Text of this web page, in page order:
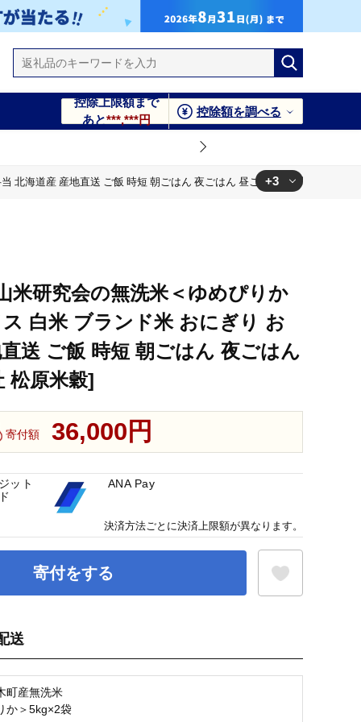
控除上限額まで
あと***,***円
控除額を調べる
北海道産 産地直送 ご飯 時短 朝ごはん 夜ごはん 昼ごはん [株式会社 松原
夜ごはん 昼ごはん [株式会社 松原米穀]
+3
米研究会の無洗米＜ゆめぴりか
白米 ブランド米 おにぎり お
送 ご飯 時短 朝ごはん 夜ごはん
松原米穀]
寄付額 36,000円
寄付をする
送
町産無洗米
か＞5kg×2袋
ット
ANA Pay
決済方法ごとに決済上限額が異なります。